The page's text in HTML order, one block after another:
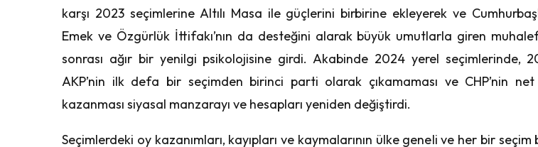
karşı 2023 seçimlerine Altılı Masa ile güçlerini birbirine ekleyerek ve
Emek ve Özgürlük İttifakı’nın da desteğini alarak büyük umutlarla giren
sonrası ağır bir yenilgi psikolojisine girdi. Akabinde 2024 yerel seçimlerinde,
AKP’nin ilk defa bir seçimden birinci parti olarak çıkamaması ve CHP’nin
kazanması siyasal manzarayı ve hesapları yeniden değiştirdi.
Seçimlerdeki oy kazanımları, kayıpları ve kaymalarının ülke geneli ve her bir